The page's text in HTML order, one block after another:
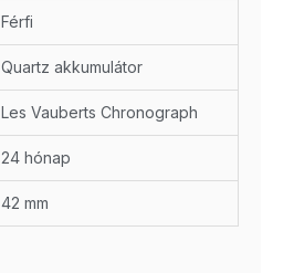
Férfi
Quartz akkumulátor
Les Vauberts Chronograph
24 hónap
42 mm